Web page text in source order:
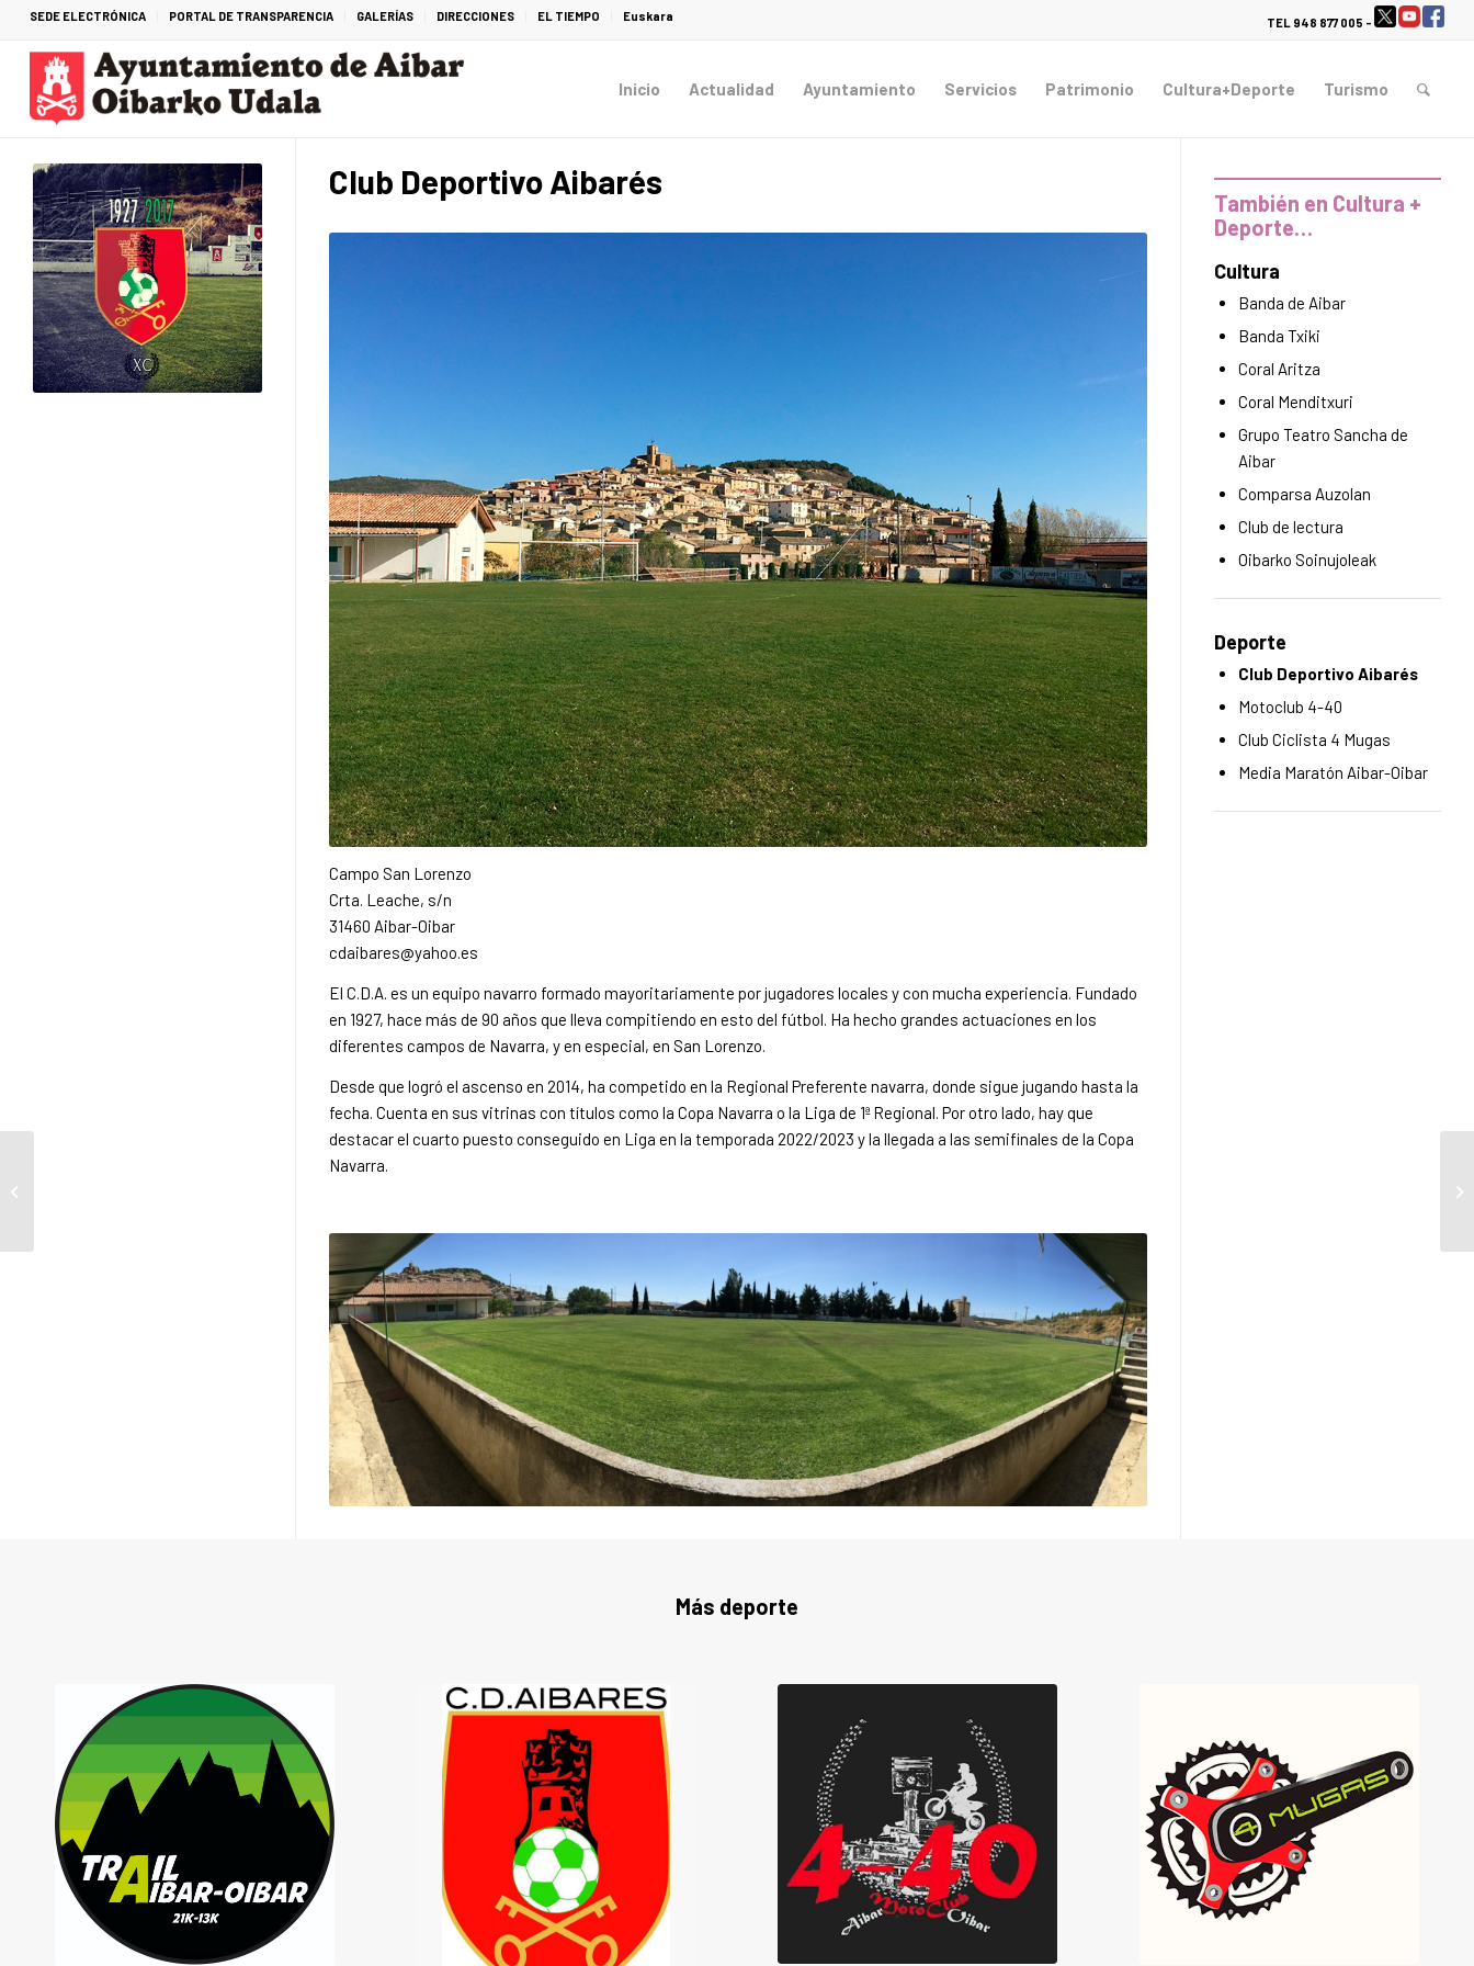
SEDE ELECTRÓNICA PORTAL DE TRANSPARENCIA GALERÍAS DIRECCIONES EL TIEMPO Euskara TEL 948 877 005 -
Inicio Actualidad Ayuntamiento Servicios Patrimonio Cultura+Deporte Turismo
Club Deportivo Aibarés
Campo San Lorenzo
Crta. Leache, s/n
31460 Aibar-Oibar
cdaibares@yahoo.es
El C.D.A. es un equipo navarro formado mayoritariamente por jugadores locales y con mucha experiencia. Fundado
en 1927, hace más de 90 años que lleva compitiendo en esto del fútbol. Ha hecho grandes actuaciones en los
diferentes campos de Navarra, y en especial, en San Lorenzo.
Desde que logró el ascenso en 2014, ha competido en la Regional Preferente navarra, donde sigue jugando hasta la
fecha. Cuenta en sus vitrinas con títulos como la Copa Navarra o la Liga de 1ª Regional. Por otro lado, hay que
destacar el cuarto puesto conseguido en Liga en la temporada 2022/2023 y la llegada a las semifinales de la Copa
Navarra.
También en Cultura +
Deporte…
Cultura
Banda de Aibar
Banda Txiki
Coral Aritza
Coral Menditxuri
Grupo Teatro Sancha de
Aibar
Comparsa Auzolan
Club de lectura
Oibarko Soinujoleak
Deporte
Club Deportivo Aibarés
Motoclub 4-40
Club Ciclista 4 Mugas
Media Maratón Aibar-Oibar
Más deporte